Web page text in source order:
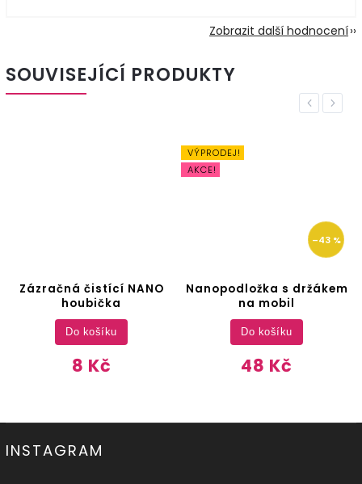
Zobrazit další hodnocení
SOUVISEJÍCÍ PRODUKTY
Previous
Zázračná čistící NANO
houbička
8 Kč
Do košíku
VÝPRODEJ!
AKCE!
–43 %
Nanopodložka s držákem
na mobil
48 Kč
Do košíku
Next
INSTAGRAM